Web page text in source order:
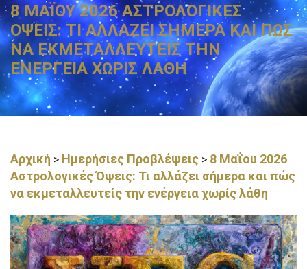
8 ΜΑΪΟΥ 2026 ΑΣΤΡΟΛΟΓΙΚΕΣ
ΟΨΕΙΣ: ΤΙ ΑΛΛΑΖΕΙ ΣΗΜΕΡΑ ΚΑΙ ΠΩΣ
ΝΑ ΕΚΜΕΤΑΛΛΕΥΤΕΙΣ ΤΗΝ
ΕΝΕΡΓΕΙΑ ΧΩΡΙΣ ΛΑΘΗ
Αρχική > Ημερήσιες Προβλέψεις > 8 Μαΐου 2026
Αστρολογικές Όψεις: Τι αλλάζει σήμερα και πώς
να εκμεταλλευτείς την ενέργεια χωρίς λάθη